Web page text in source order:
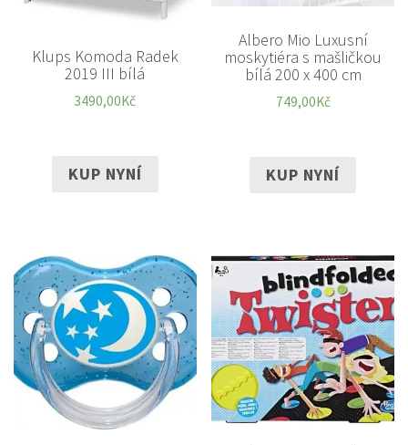
Klups Komoda Radek
2019 III bílá
3490,00Kč
KUP NYNÍ
Albero Mio Luxusní
moskytiéra s mašličkou
bílá 200 x 400 cm
749,00Kč
KUP NYNÍ